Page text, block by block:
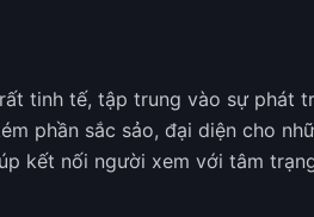
tinh tế, tập trung vào sự phát
phần sắc sảo, đại diện cho
kết nối người xem với tâm